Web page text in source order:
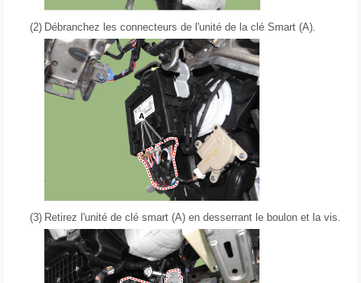
(2) Débranchez les connecteurs de l'unité de la clé Smart (A).
(3) Retirez l'unité de clé smart (A) en desserrant le boulon et la vis.